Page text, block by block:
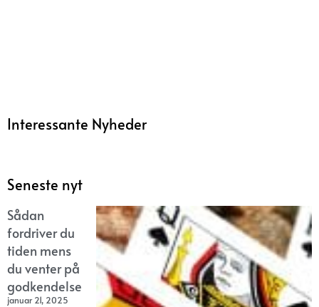
Interessante Nyheder
Seneste nyt
Sådan
fordriver du
tiden mens
du venter på
godkendelse
januar 21, 2025